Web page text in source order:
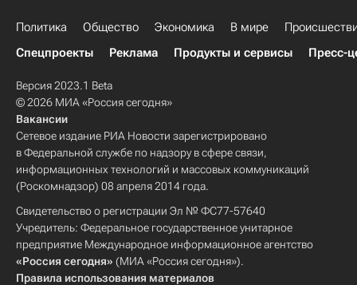
Политика Общество Экономика В мире
Спецпроекты
Реклама Продукты и сервисы Пресс-
Версия 2023.1 Beta
© 2026 МИА «Россия сегодня»
Вакансии
Сетевое издание РИА Новости зарегистрировано
в Федеральной службе по надзору в сфере связи,
информационных технологий и массовых коммуникаций
(Роскомнадзор) 08 апреля 2014 года.
Свидетельство о регистрации Эл № ФС77-57640
Учредитель: Федеральное государственное унитарное
предприятие Международное информационное агентство
«Россия сегодня» (МИА «Россия сегодня»).
Правила использования материалов